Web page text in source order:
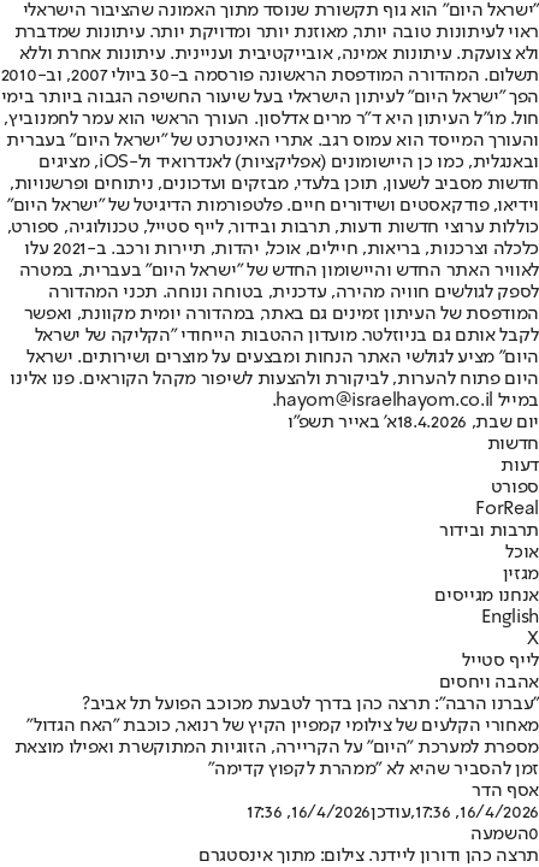
"ישראל היום" הוא גוף תקשורת שנוסד מתוך האמונה שהציבור הישראלי
ראוי לעיתונות טובה יותר, מאוזנת יותר ומדויקת יותר. עיתונות שמדברת
ולא צועקת. עיתונות אמינה, אובייקטיבית ועניינית. עיתונות אחרת וללא
תשלום. המהדורה המודפסת הראשונה פורסמה ב-30 ביולי 2007, וב-2010
הפך "ישראל היום" לעיתון הישראלי בעל שיעור החשיפה הגבוה ביותר בימי
חול. מו"ל העיתון היא ד"ר מרים אדלסון. העורך הראשי הוא עמר לחמנוביץ,
והעורך המייסד הוא עמוס רגב. אתרי האינטרנט של "ישראל היום" בעברית
ובאנגלית, כמו כן היישומונים (אפליקציות) לאנדרואיד ול-iOS, מציגים
חדשות מסביב לשעון, תוכן בלעדי, מבזקים ועדכונים, ניתוחים ופרשנויות,
וידיאו, פודקאסטים ושידורים חיים. פלטפורמות הדיגיטל של "ישראל היום"
כוללות ערוצי חדשות ודעות, תרבות ובידור, לייף סטייל, טכנולוגיה, ספורט,
כלכלה וצרכנות, בריאות, חיילים, אוכל, יהדות, תיירות ורכב. ב-2021 עלו
לאוויר האתר החדש והיישומון החדש של "ישראל היום" בעברית, במטרה
לספק לגולשים חוויה מהירה, עדכנית, בטוחה ונוחה. תכני המהדורה
המודפסת של העיתון זמינים גם באתר, במהדורה יומית מקוונת, ואפשר
לקבל אותם גם בניוזלטר. מועדון ההטבות הייחודי "הקליקה של ישראל
היום" מציע לגולשי האתר הנחות ומבצעים על מוצרים ושירותים. ישראל
היום פתוח להערות, לביקורת ולהצעות לשיפור מקהל הקוראים. פנו אלינו
במייל hayom@israelhayom.co.il.
יום שבת, 18.4.2026
א' באייר תשפ"ו
חדשות
דעות
ספורט
ForReal
תרבות ובידור
אוכל
מגזין
אנחנו מגייסים
English
X
לייף סטייל
אהבה ויחסים
"עברנו הרבה": תרצה כהן בדרך לטבעת מכוכב הפועל תל אביב?
מאחורי הקלעים של צילומי קמפיין הקיץ של רנואר, כוכבת "האח הגדול"
מספרת למערכת "היום" על הקריירה, הזוגיות המתוקשרת ואפילו מוצאת
זמן להסביר שהיא לא "ממהרת לקפוץ קדימה"
אסף הדר
16/4/2026, 17:36
,עודכן16/4/2026, 17:36
0השמעה
תרצה כהן ודורון ליידנר. צילום: מתוך אינסטגרם